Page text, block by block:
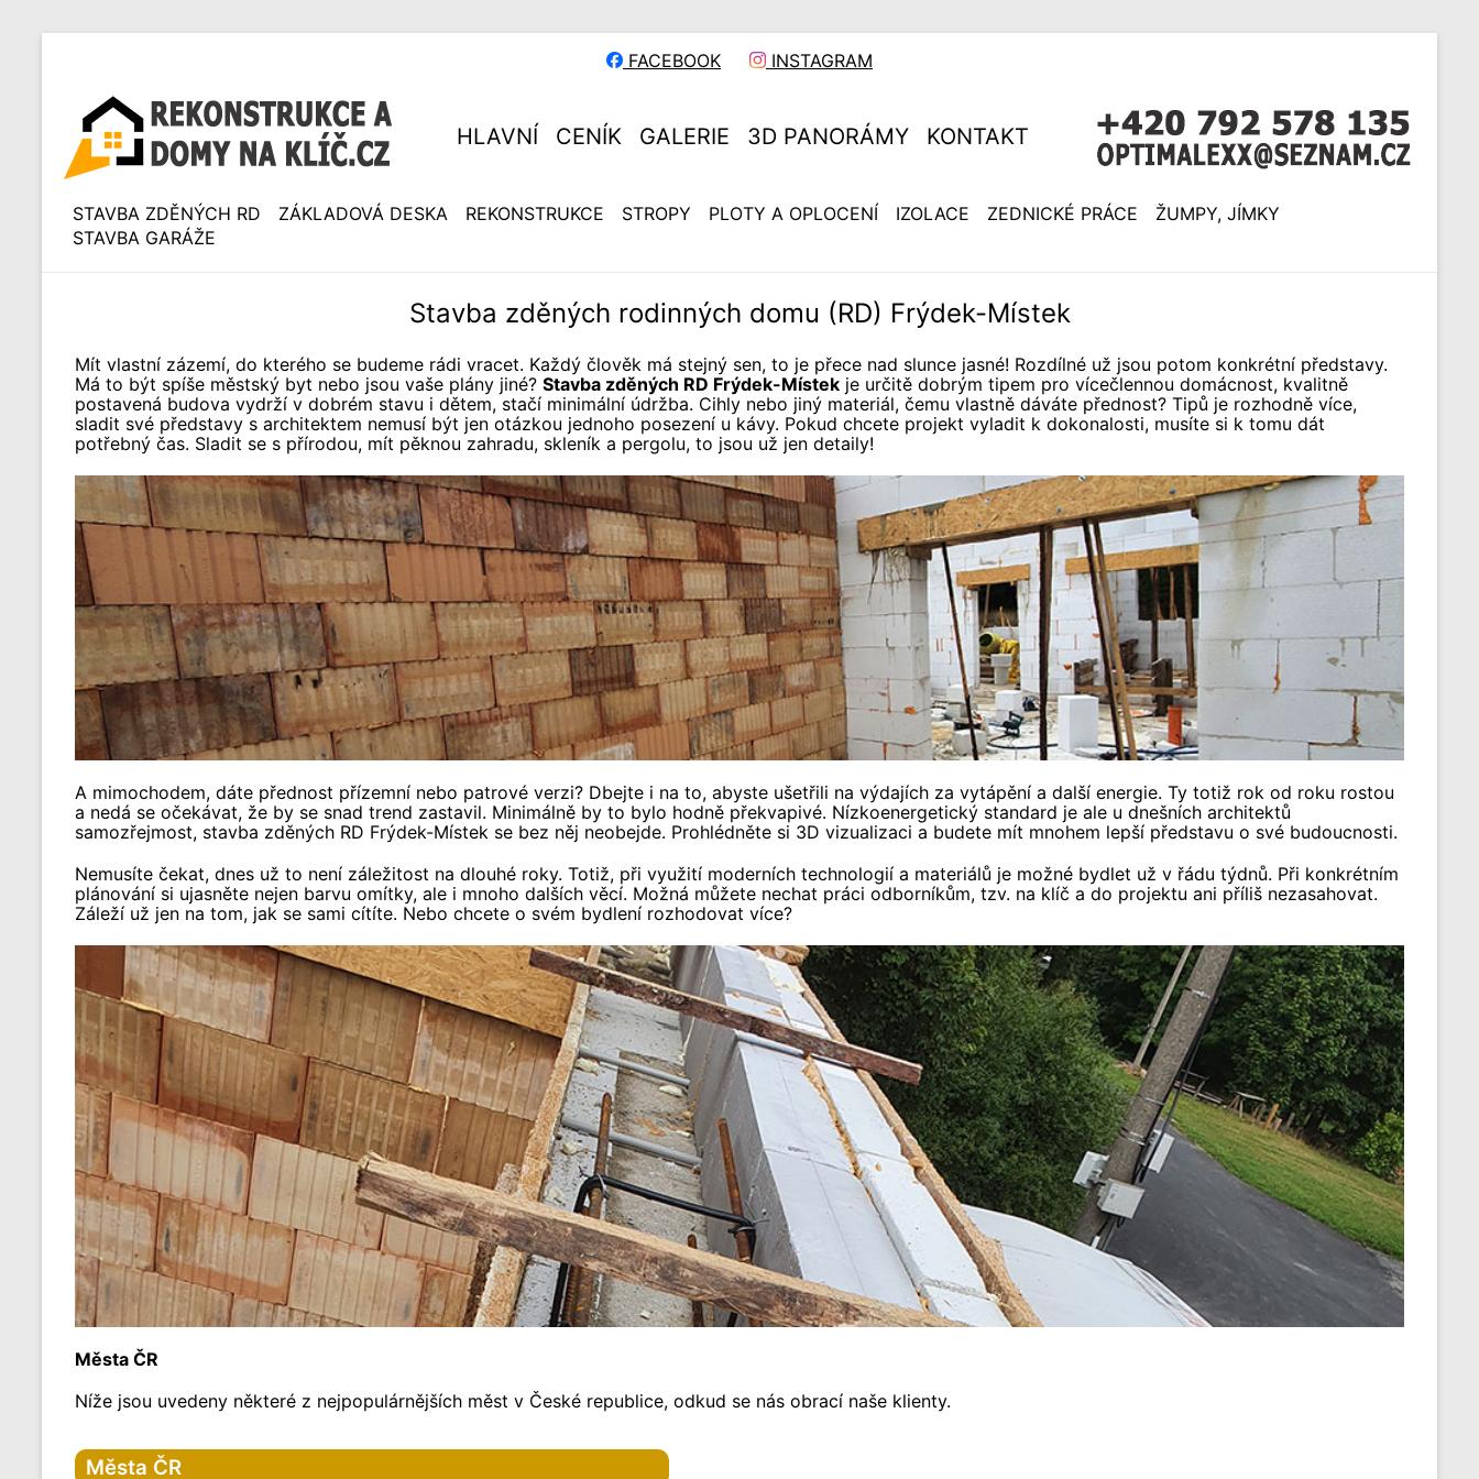
FACEBOOK INSTAGRAM
HLAVNÍ CENÍK GALERIE 3D PANORÁMY KONTAKT
STAVBA ZDĚNÝCH RD ZÁKLADOVÁ DESKA REKONSTRUKCE STROPY PLOTY A OPLOCENÍ IZOLACE ZEDNICKÉ PRÁCE
ŽUMPY, JÍMKY
STAVBA GARÁŽE
Stavba zděných rodinných domu (RD) Frýdek-Místek
Mít vlastní zázemí, do kterého se budeme rádi vracet. Každý člověk má stejný sen, to je přece nad slunce jasné! Rozdílné už jsou potom konkrétní představy.
Má to být spíše městský byt nebo jsou vaše plány jiné? Stavba zděných RD Frýdek-Místek je určitě dobrým tipem pro vícečlennou domácnost, kvalitně
postavená budova vydrží v dobrém stavu i dětem, stačí minimální údržba. Cihly nebo jiný materiál, čemu vlastně dáváte přednost? Tipů je rozhodně více,
sladit své představy s architektem nemusí být jen otázkou jednoho posezení u kávy. Pokud chcete projekt vyladit k dokonalosti, musíte si k tomu dát
potřebný čas. Sladit se s přírodou, mít pěknou zahradu, skleník a pergolu, to jsou už jen detaily!
A mimochodem, dáte přednost přízemní nebo patrové verzi? Dbejte i na to, abyste ušetřili na výdajích za vytápění a další energie. Ty totiž rok od roku rostou
a nedá se očekávat, že by se snad trend zastavil. Minimálně by to bylo hodně překvapivé. Nízkoenergetický standard je ale u dnešních architektů
samozřejmost, stavba zděných RD Frýdek-Místek se bez něj neobejde. Prohlédněte si 3D vizualizaci a budete mít mnohem lepší představu o své budoucnosti.
Nemusíte čekat, dnes už to není záležitost na dlouhé roky. Totiž, při využití moderních technologií a materiálů je možné bydlet už v řádu týdnů. Při konkrétním
plánování si ujasněte nejen barvu omítky, ale i mnoho dalších věcí. Možná můžete nechat práci odborníkům, tzv. na klíč a do projektu ani příliš nezasahovat.
Záleží už jen na tom, jak se sami cítíte. Nebo chcete o svém bydlení rozhodovat více?
Města ČR
Níže jsou uvedeny některé z nejpopulárnějších měst v České republice, odkud se nás obrací naše klienty.
Města ČR